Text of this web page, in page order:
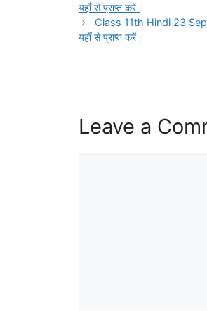
यहाँ से प्राप्त करें।
Class 11th Hindi 23
यहाँ से प्राप्त करें।
Leave a